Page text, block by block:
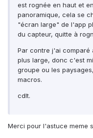
est rognée en haut et
panoramique, cela se
"écran large" de l'app
du capteur, quitte à
Par contre j'ai comparé
plus large, donc c'est
groupe ou les
macros.
cdlt.
Merci pour l'astuce meme